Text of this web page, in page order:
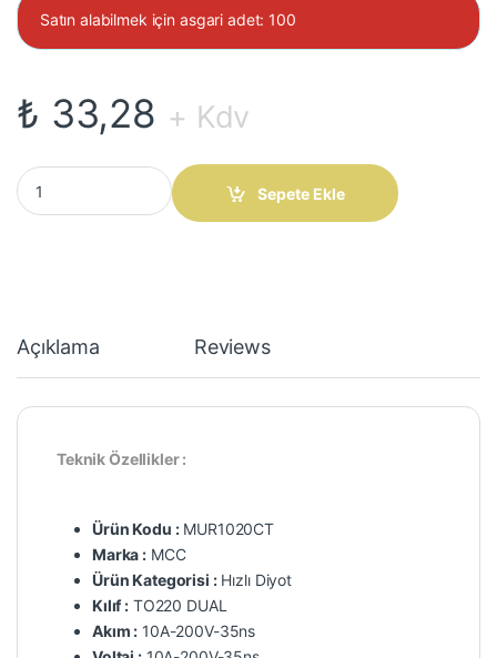
Satın alabilmek için asgari adet: 100
₺ 33,28 + Kdv
MCC MUR1020CT Ultra Fast Hızlı Diyot quantity
Sepete Ekle
Açıklama Reviews
Teknik Özellikler :
Ürün Kodu :MUR1020CT
Marka : MCC
Ürün Kategorisi :Hızlı Diyot
Kılıf : TO220 DUAL
Akım : 10A-200V-35ns